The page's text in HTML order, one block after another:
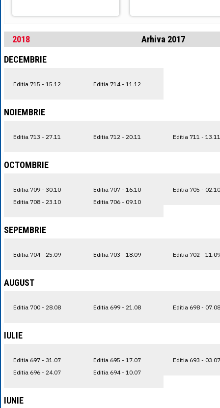
2018
Arhiva 2017
DECEMBRIE
Editia 715 - 15.12 Editia 714 - 11.12
NOIEMBRIE
Editia 713 - 27.11 Editia 712 - 20.11 Editia 711 -
OCTOMBRIE
Editia 709 - 30.10
Editia 708 - 23.10
Editia 707 - 16.10
Editia 706 - 09.10
Editia 705 -
SEPEMBRIE
Editia 704 - 25.09 Editia 703 - 18.09 Editia 702 -
AUGUST
Editia 700 - 28.08 Editia 699 - 21.08 Editia 698 -
IULIE
Editia 697 - 31.07
Editia 696 - 24.07
Editia 695 - 17.07
Editia 694 - 10.07
Editia 693 -
IUNIE